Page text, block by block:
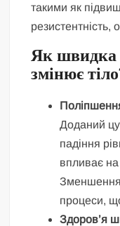
такими як
резистентність,
Як швидка
змінює
Доданий
падіння
впливає на
Зменшення
процеси,
Здоров’я